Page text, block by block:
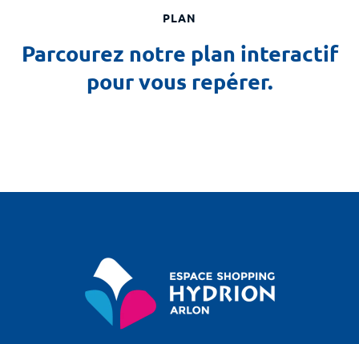
PLAN
Parcourez notre plan interactif
pour vous repérer.